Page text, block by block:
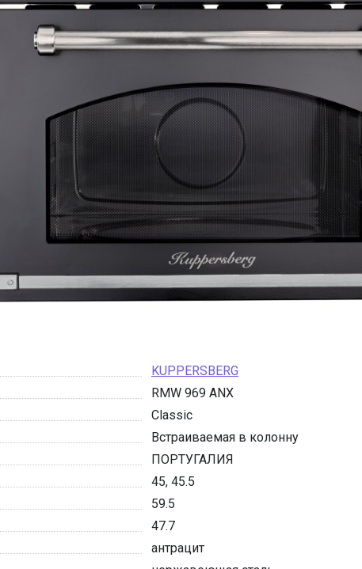
KUPPERSBERG
RMW 969 ANX
Classic
Встраиваемая в колонну
ПОРТУГАЛИЯ
45, 45.5
59.5
47.7
антрацит